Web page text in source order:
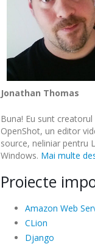
Jonathan Thomas
Buna! Eu sunt
OpenShot, un editor
source, neliniar pentru
Windows. Mai multe
Proiecte
Amazon Web
CLion
Django